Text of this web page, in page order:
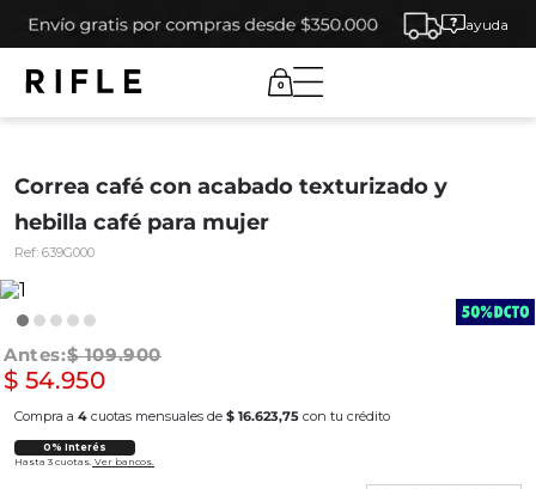
ayuda
0
Correa café con acabado texturizado y
hebilla café para mujer
Ref: 639G000
$ 109.900
$ 54.950
Compra a 4 cuotas mensuales de $ 16.623,75 con tu crédito
0% Interés
Hasta 3 cuotas. Ver bancos.